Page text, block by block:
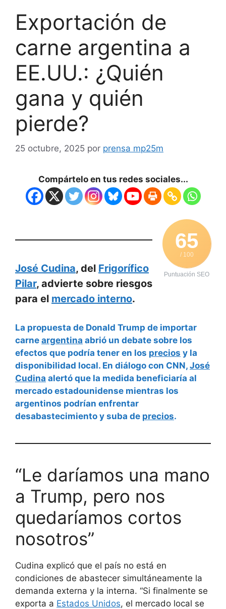
Exportación de
carne argentina a
EE.UU.: ¿Quién
gana y quién
pierde?
25 octubre, 2025 por prensa mp25m
Compártelo en tus redes sociales...
65
/ 100
Puntuación SEO
José Cudina, del Frigorífico
Pilar, advierte sobre riesgos
para el mercado interno.
La propuesta de Donald Trump de importar
carne argentina abrió un debate sobre los
efectos que podría tener en los precios y la
disponibilidad local. En diálogo con CNN, José
Cudina alertó que la medida beneficiaría al
mercado estadounidense mientras los
argentinos podrían enfrentar
desabastecimiento y suba de precios.
“Le daríamos una mano
a Trump, pero nos
quedaríamos cortos
nosotros”
Cudina explicó que el país no está en
condiciones de abastecer simultáneamente la
demanda externa y la interna. “Si finalmente se
exporta a Estados Unidos, el mercado local se